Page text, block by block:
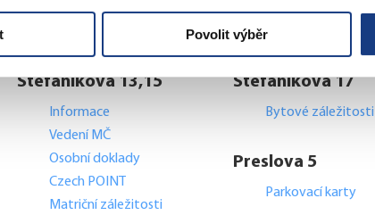
Povolit výběr
Štefánikova 13,15
Informace
Vedení MČ
Osobní doklady
Czech POINT
Matriční záležitosti
Štefánikova 17
Bytové záležitosti
Preslova 5
Parkovací karty